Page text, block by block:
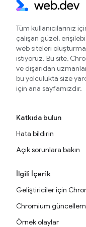
Tüm kullanıcılarınız
çalışan güzel,
web siteleri
istiyoruz. Bu site,
ve dışarıdan
bu yolculukta size
için ana sayfamızdır.
Katkıda bulun
Hata bildirin
Açık sorunlara bakın
İlgili İçerik
Geliştiriciler için
Chromium
Örnek olaylar